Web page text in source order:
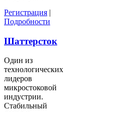
Регистрация |
Подробности
Шаттерсток
Один из
технологических
лидеров
микростоковой
индустрии.
Стабильный